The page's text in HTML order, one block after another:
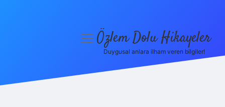
menüyüÖzlem Dolu Hikayeler
Duygusal anlara ilham veren bilgiler!